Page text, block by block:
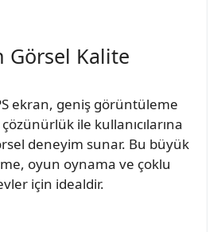
Görsel Kalite
ekran, geniş görüntüleme
ile kullanıcılarına
deneyim sunar. Bu büyük
oyun oynama ve çoklu
için idealdir.